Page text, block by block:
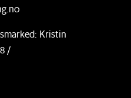
Kristin
/